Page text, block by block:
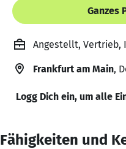
Ganzes
Angestellt, Vertrieb,
Frankfurt am Main,
Logg Dich ein, um alle
Fähigkeiten und